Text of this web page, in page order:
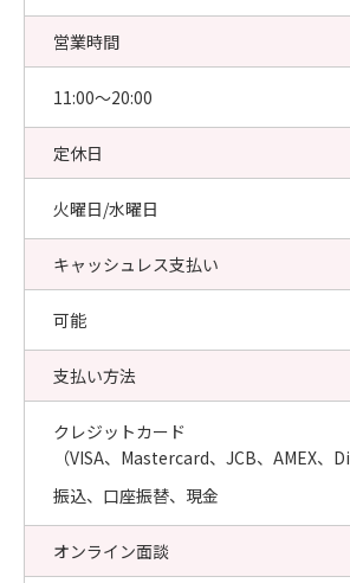
営業時間
11:00〜20:00
定休日
火曜日/水曜日
キャッシュレス支払い
可能
支払い方法
クレジットカード
（VISA、Mastercard、JCB、AMEX、
振込、口座振替、現金
オンライン面談